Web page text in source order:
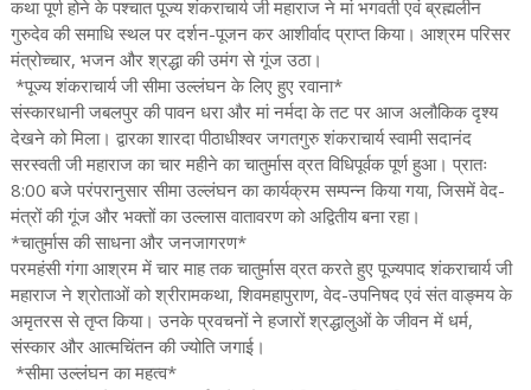
कथा पूर्ण होने के पश्चात पूज्य शंकराचार्य जी महाराज ने मां भगवती एवं ब्रह्मलीन
गुरुदेव की समाधि स्थल पर दर्शन-पूजन कर आशीर्वाद प्राप्त किया। आश्रम परिसर
मंत्रोच्चार, भजन और श्रद्धा की उमंग से गूंज उठा।
*पूज्य शंकराचार्य जी सीमा उल्लंघन के लिए हुए रवाना*
संस्कारधानी जबलपुर की पावन धरा और मां नर्मदा के तट पर आज अलौकिक दृश्य
देखने को मिला। द्वारका शारदा पीठाधीश्वर जगतगुरु शंकराचार्य स्वामी सदानंद
सरस्वती जी महाराज का चार महीने का चातुर्मास व्रत विधिपूर्वक पूर्ण हुआ। प्रातः
8:00 बजे परंपरानुसार सीमा उल्लंघन का कार्यक्रम सम्पन्न किया गया, जिसमें वेद-
मंत्रों की गूंज और भक्तों का उल्लास वातावरण को अद्वितीय बना रहा।
*चातुर्मास की साधना और जनजागरण*
परमहंसी गंगा आश्रम में चार माह तक चातुर्मास व्रत करते हुए पूज्यपाद शंकराचार्य जी
महाराज ने श्रोताओं को श्रीरामकथा, शिवमहापुराण, वेद-उपनिषद एवं संत वाङ्मय के
अमृतरस से तृप्त किया। उनके प्रवचनों ने हजारों श्रद्धालुओं के जीवन में धर्म,
संस्कार और आत्मचिंतन की ज्योति जगाई।
*सीमा उल्लंघन का महत्व*